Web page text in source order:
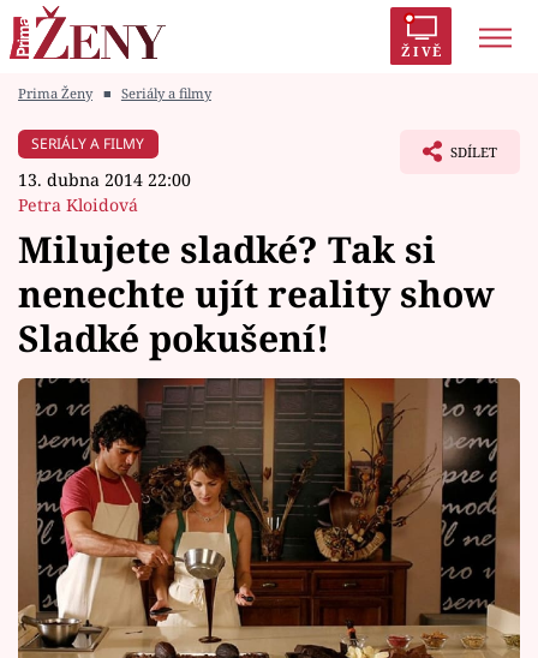
ŽIVĚ
Módní alarm
Témata
Celebrity
Vztahy
Seriály
Horoskopy
Sledujte prima+
Prima Ženy ■ Seriály a filmy
SERIÁLY A FILMY
13. dubna 2014 22:00
Petra Kloidová
SDÍLET
Milujete sladké? Tak si
nenechte ujít reality show
Sladké pokušení!